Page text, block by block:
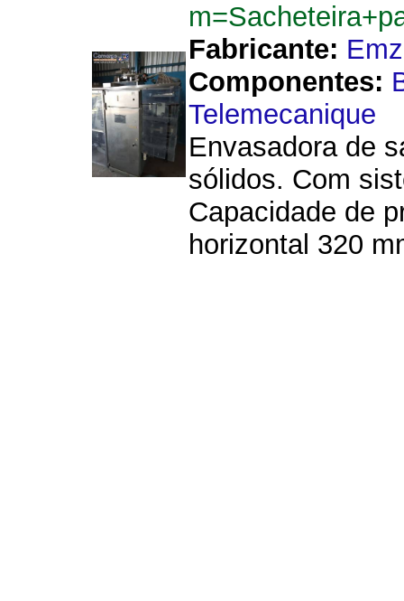
Fabricante:
Componentes:
Telemecanique
Envasadora de
sólidos. Com
Capacidade de
horizontal 320